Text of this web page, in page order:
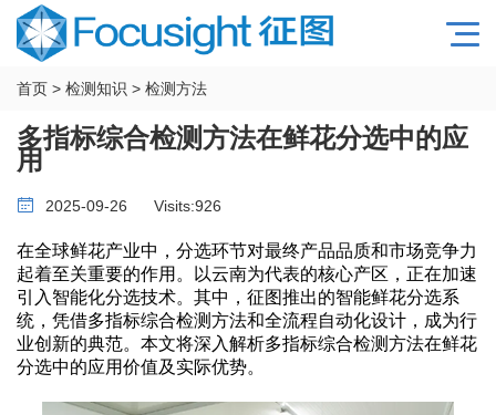
首页 > 检测知识 > 检测方法
多指标综合检测方法在鲜花分选中的应
用
2025-09-26 Visits:926
在全球鲜花产业中，分选环节对最终产品品质和市场竞争力
起着至关重要的作用。以云南为代表的核心产区，正在加速
引入智能化分选技术。其中，征图推出的智能鲜花分选系
统，凭借多指标综合检测方法和全流程自动化设计，成为行
业创新的典范。本文将深入解析多指标综合检测方法在鲜花
分选中的应用价值及实际优势。